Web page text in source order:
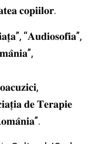
𝐜𝐨𝐩𝐢𝐢𝐥𝐨𝐫.
”, “𝐀𝐮𝐝𝐢𝐨𝐬𝐨𝐟𝐢𝐚”,
”,
,
𝐝𝐞 𝐓𝐞𝐫𝐚𝐩𝐢𝐞
”.